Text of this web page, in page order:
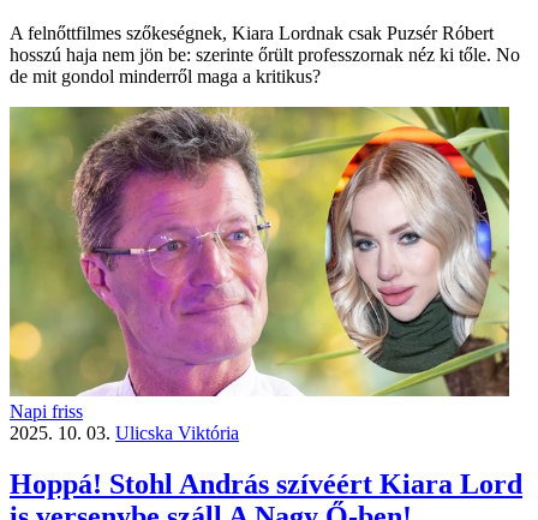
A felnőttfilmes szőkeségnek, Kiara Lordnak csak Puzsér Róbert
hosszú haja nem jön be: szerinte őrült professzornak néz ki tőle. No
de mit gondol minderről maga a kritikus?
Napi friss
2025. 10. 03. Ulicska Viktória
Hoppá! Stohl András szívéért Kiara Lord